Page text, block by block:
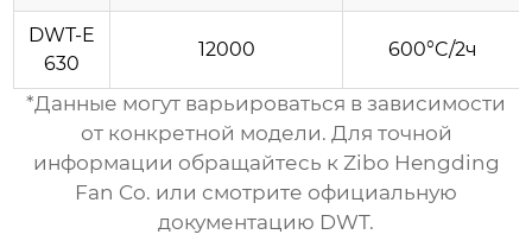
DWT-E
630
12000 600°C/2ч
*Данные могут варьироваться в зависимости
от конкретной модели. Для точной
информации обращайтесь к Zibo Hengding
Fan Co. или смотрите официальную
документацию DWT.